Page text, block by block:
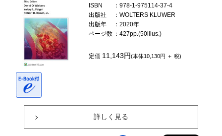
ISBN
：978-1-975114-37-4
出版社
：WOLTERS KLUWER
出版年
：2020年
ページ数 ：427pp.(50illus.)
定価 11,143円(本体10,130円 ＋ 税)
詳しく見る